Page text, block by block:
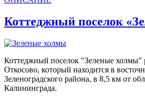
Коттеджный поселок
Коттеджный поселок "Зеленые холмы"
Откосово, который находится в
Зеленоградского района, в 8,5 км от
Калининграда.